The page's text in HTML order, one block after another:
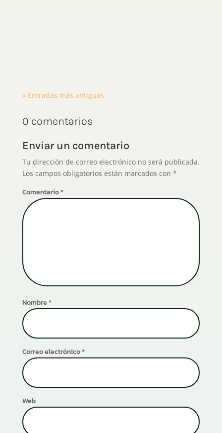
« Entradas más antiguas
0 comentarios
Enviar un comentario
Tu dirección de correo electrónico no será publicada.
Los campos obligatorios están marcados con *
Comentario*
Nombre*
Correo electrónico*
Web